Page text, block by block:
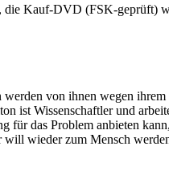
Kauf-DVD (FSK-geprüft)
von ihnen wegen
ist Wissenschaftler und
das Problem anbieten
will wieder zum Mensch